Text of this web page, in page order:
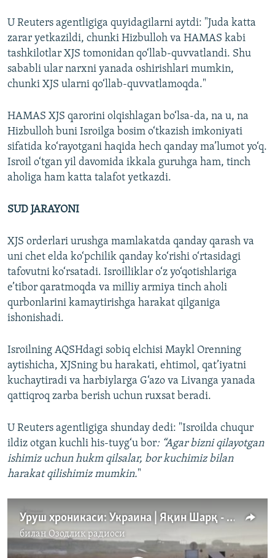
U Reuters agentligiga quyidagilarni aytdi: "Juda katta
zarar yetkazildi, chunki Hizbulloh va HAMAS kabi
tashkilotlar XJS tomonidan qo‘llab-quvvatlandi. Shu
sababli ular narxni yanada oshirishlari mumkin,
chunki XJS ularni qo‘llab-quvvatlamoqda."
HAMAS XJS qarorini olqishlagan bo‘lsa-da, na u, na
Hizbulloh buni Isroilga bosim o‘tkazish imkoniyati
sifatida ko‘rayotgani haqida hech qanday ma’lumot yo‘q.
Isroil o‘tgan yil davomida ikkala guruhga ham, tinch
aholiga ham katta talafot yetkazdi.
SUD JARAYONI
XJS orderlari urushga mamlakatda qanday qarash va
uni chet elda ko‘pchilik qanday ko‘rishi o‘rtasidagi
tafovutni ko‘rsatadi. Isroilliklar o‘z yo‘qotishlariga
e’tibor qaratmoqda va milliy armiya tinch aholi
qurbonlarini kamaytirishga harakat qilganiga
ishonishadi.
Isroilning AQSHdagi sobiq elchisi Maykl Orenning
aytishicha, XJSning bu harakati, ehtimol, qat’iyatni
kuchaytiradi va harbiylarga G‘azo va Livanga yanada
qattiqroq zarba berish uchun ruxsat beradi.
U Reuters agentligiga shunday dedi: "Isroilda chuqur
ildiz otgan kuchli his-tuyg‘u bor: “Agar bizni qilayotgan
ishimiz uchun hukm qilsalar, bor kuchimiz bilan
harakat qilishimiz mumkin."
Уруш хроникаси: Украина | Яқин Шарқ - Сурияга Ливандан қочқинлар оқими
билан Озодлик радиоси